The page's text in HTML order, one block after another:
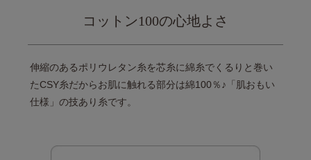
コットン100の心地よさ
伸縮のあるポリウレタン糸を芯糸に綿糸でくるりと巻い
たCSY糸だからお肌に触れる部分は綿100％♪ 「肌おもい
仕様」の技あり糸です。